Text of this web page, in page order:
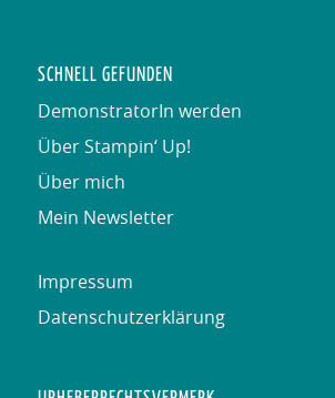
SCHNELL GEFUNDEN
DemonstratorIn werden
Über Stampin‘ Up!
Über mich
Mein Newsletter
Impressum
Datenschutzerklärung